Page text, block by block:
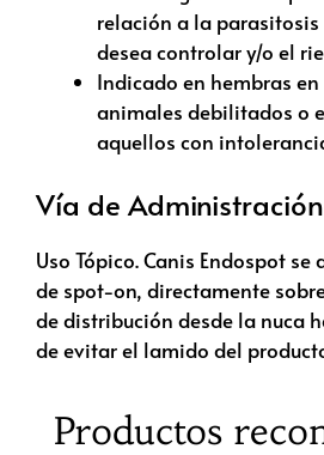
relación a la
desea controlar y/o el
Indicado en hembras
animales debilitados o
aquellos con
Vía de Administración
Uso Tópico. Canis Endospot
de spot-on, directamente
de distribución desde la nuca
de evitar el lamido del
Productos